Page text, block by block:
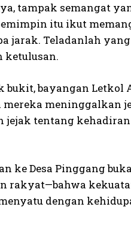
tampak semangat
itu ikut
jarak. Teladanlah
ketulusan.
bayangan Letkol
meninggalkan
jejak tentang
ke Desa Pinggang
rakyat—bahwa
dengan